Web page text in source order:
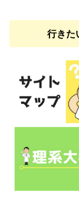
行きた